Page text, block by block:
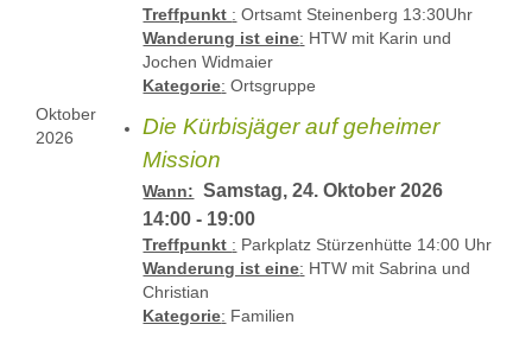
Oktober
2026
Treffpunkt : Ortsamt Steinenberg 13:30Uhr
Wanderung ist eine: HTW mit Karin und
Jochen Widmaier
Kategorie: Ortsgruppe
Die Kürbisjäger auf geheimer
Mission
Wann:
Samstag, 24. Oktober 2026
14:00 - 19:00
Treffpunkt : Parkplatz Stürzenhütte 14:00 Uhr
Wanderung ist eine: HTW mit Sabrina und
Christian
Kategorie: Familien